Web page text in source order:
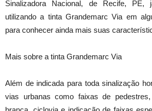
Sinalizadora Nacional, de Recife,
utilizando a tinta Grandemarc Via em
para conhecer ainda mais suas
Mais sobre a tinta Grandemarc Via
Além de indicada para toda sinalização
vias urbanas como faixas de